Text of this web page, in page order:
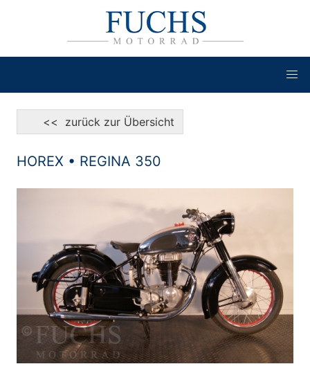
<< zurück zur Übersicht
HOREX • REGINA 350